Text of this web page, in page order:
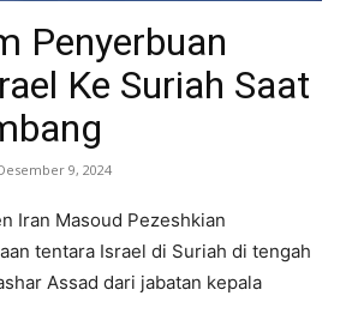
Penyerbuan
Ke Suriah Saat
9, 2024
Iran Masoud Pezeshkian
tentara Israel di Suriah di tengah
Assad dari jabatan kepala